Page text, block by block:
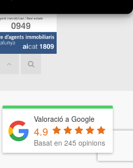
Valoració a Google
4.9
Basat en 245 opinions